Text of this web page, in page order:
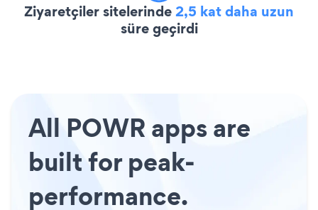
Ziyaretçiler sitelerinde2,5 kat daha uzun
süre geçirdi
All POWR apps are
built for peak-
performance.